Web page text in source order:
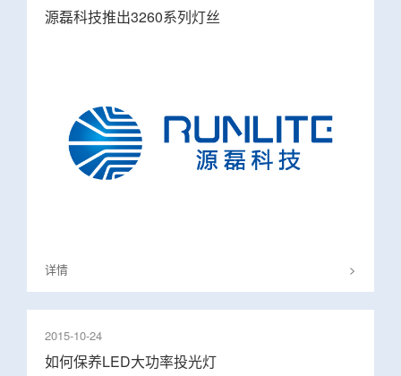
源磊科技推出3260系列灯丝
详情 >
2015-10-24
如何保养LED大功率投光灯